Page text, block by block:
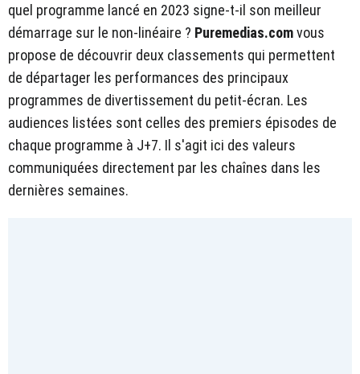
quel programme lancé en 2023 signe-t-il son meilleur
démarrage sur le non-linéaire ? Puremedias.comvous
propose de découvrir deux classements qui permettent
de départager les performances des principaux
programmes de divertissement du petit-écran. Les
audiences listées sont celles des premiers épisodes de
chaque programme à J+7. Il s'agit ici des valeurs
communiquées directement par les chaînes dans les
dernières semaines.